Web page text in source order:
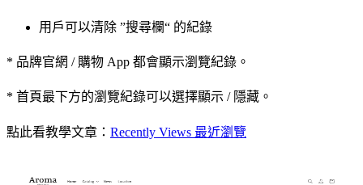
用戶可以清除 ”搜尋欄“ 的紀錄
* 品牌官網 / 購物 App 都會顯示瀏覽紀錄。
* 首頁最下方的瀏覽紀錄可以選擇顯示 / 隱藏。
點此看教學文章： Recently Views 最近瀏覽